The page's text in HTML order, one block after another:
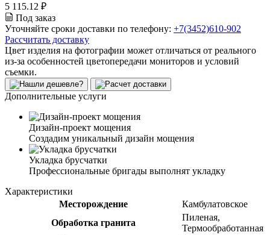
5 115.12 ₽
Под заказ
Уточняйте сроки доставки по телефону: +7(3452)610-902
Рассчитать доставку
Цвет изделия на фотографии может отличаться от реального
из-за особенностей цветопередачи мониторов и условий
съемки.
Дополнительные услуги
Дизайн-проект мощения
Создадим уникальный дизайн мощения
Укладка брусчатки
Профессиональные бригады выполнят укладку
Характеристики
Месторождение
Камбулатовское
Обработка гранита
Пиленая,
Термообработанная